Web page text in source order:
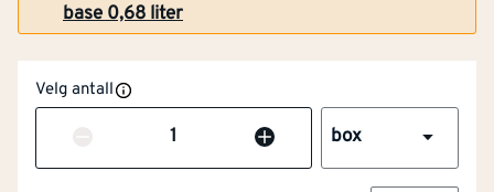
base 0,68 liter
Velg antall
Antall box